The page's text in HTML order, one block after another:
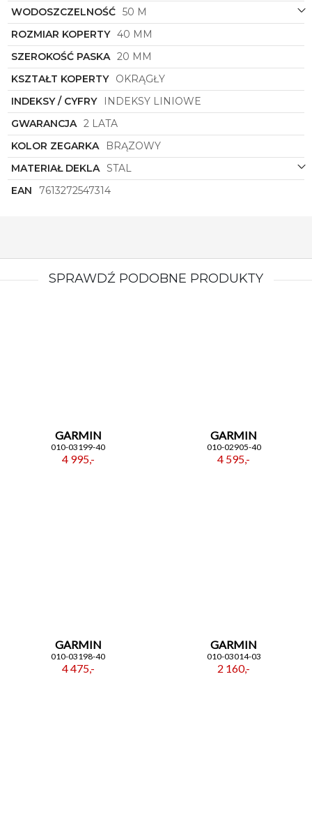
WODOSZCZELNOŚĆ 50 M
ROZMIAR KOPERTY 40 MM
SZEROKOŚĆ PASKA 20 MM
KSZTAŁT KOPERTY OKRĄGŁY
INDEKSY / CYFRY
INDEKSY LINIOWE
GWARANCJA 2 LATA
KOLOR ZEGARKA
BRĄZOWY
MATERIAŁ DEKLA STAL
EAN
7613272547314
SPRAWDŹ PODOBNE PRODUKTY
GARMIN
010-03199-40
4 995,-
GARMIN
010-02905-40
4 595,-
GARMIN
010-03198-40
4 475,-
GARMIN
010-03014-03
2 160,-